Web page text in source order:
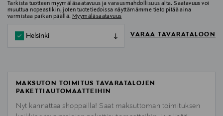
Tarkista tuotteen myymäläsaatavuus ja varausmahdollisuus alta. Saatavuus voi
muuttua nopeastikin, joten tuotetiedoissa näyttämämme tieto pitää aina
varmistaa paikan päällä. Myymäläsaatavuus
Helsinki VARAA TAVARATALOON
MAKSUTON TOIMITUS TAVARATALOJEN
PAKETTIAUTOMAATTEIHIN
Nyt kannattaa shoppailla! Saat maksuttoman toimituksen